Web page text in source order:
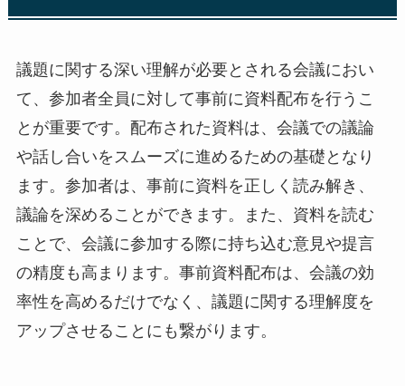
議題に関する深い理解が必要とされる会議におい
て、参加者全員に対して事前に資料配布を行うこ
とが重要です。配布された資料は、会議での議論
や話し合いをスムーズに進めるための基礎となり
ます。参加者は、事前に資料を正しく読み解き、
議論を深めることができます。また、資料を読む
ことで、会議に参加する際に持ち込む意見や提言
の精度も高まります。事前資料配布は、会議の効
率性を高めるだけでなく、議題に関する理解度を
アップさせることにも繋がります。